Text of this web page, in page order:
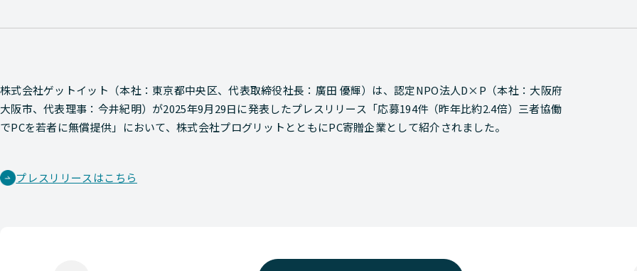
株式会社ゲットイット（本社：東京都中央区、代表取締役社長：廣田 優輝）は、認定NPO法人D×P（本社：大阪府
大阪市、代表理事：今井紀明）が2025年9月29日に発表したプレスリリース「応募194件（昨年比約2.4倍）三者協働
でPCを若者に無償提供」において、株式会社プログリットとともにPC寄贈企業として紹介されました。
プレスリリースはこちら